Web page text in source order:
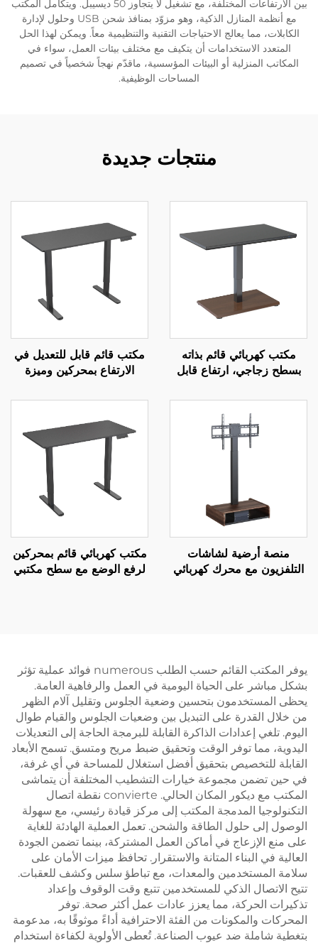
بين الارتفاعات المختلفة، مع تشغيل لا يتجاوز 50 ديسيبل. ويتكامل المكتب
مع أنظمة المنازل الذكية، وهو مزوّد بمنافذ شحن USB وحلول لإدارة
الكابلات، مما يعالج الاحتياجات التقنية والتنظيمية معاً. ويمكن لهذا الحل
المتعدد الاستخدامات أن يتكيف مع مختلف بيئات العمل، سواء في
المكاتب المنزلية أو البيئات المؤسسية، ماقدّم نهجاً شخصياً في تصميم
المساحات الوظيفية.
منتجات جديدة
مكتب كهربائي قائم بذاته
بسطح زجاجي، ارتفاع قابل
MOUNTS JSD1-01-G6-D
مكتب قائم قابل للتعديل في
الارتفاع بمحركين وميزة
MOUNTS JSD2-01-1P
منصة أرضية لشاشات
التلفزيون مع محرك كهربائي
مكتب كهربائي قائم بمحركين
لرفع الوضع مع سطح مكتبي
يوفر المكتب القائم حسب الطلب numerous فوائد عملية تؤثر
بشكل مباشر على الحياة اليومية في العمل والرفاهية العامة.
يحظى المستخدمون بتحسين وضعية الجلوس وتقليل آلام الظهر
من خلال القدرة على التبديل بين وضعيات الجلوس والقيام طوال
اليوم. تلغي إعدادات الذاكرة القابلة للبرمجة الحاجة إلى التعديلات
اليدوية، مما توفر الوقت وتحقيق ضبط مريح ومتسق. تسمح الأبعاد
القابلة للتخصيص بتحقيق أفضل استغلال للمساحة في أي غرفة،
في حين تضمن مجموعة خيارات التشطيب المختلفة أن يتماشى
المكتب مع ديكور المكان الحالي. convierte نقطة اتصال
التكنولوجيا المدمجة المكتب إلى مركز قيادة رئيسي، مع سهولة
الوصول إلى حلول الطاقة والشحن. تعمل العملية الهادئة للغاية
على منع الإزعاج في أماكن العمل المشتركة، بينما تضمن الجودة
العالية في البناء المتانة والاستقرار. تحافظ ميزات الأمان على
سلامة المستخدمين والمعدات، مع تباطؤ سلس وكشف للعقبات.
تتيح الاتصال الذكي للمستخدمين تتبع وقت الوقوف وإعداد
تذكيرات الحركة، مما يعزز عادات عمل أكثر صحة. توفر
المحركات والمكونات من الفئة الاحترافية أداءً موثوقًا به، مدعومة
بتغطية شاملة ضد عيوب الصناعة. تُعطى الأولوية لكفاءة استخدام